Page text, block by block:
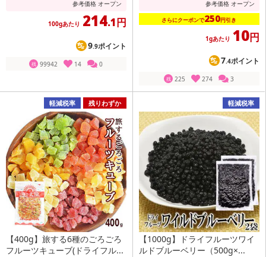
参考価格 オープン
100gあたり 214.1円
9.9ポイント
残 99942 14 0
参考価格 オープン
さらにクーポンで250円引き
1gあたり 10円
7.4ポイント
残 225 274 3
軽減税率 残りわずか
【400g】旅する6種のごろごろ
フルーツキューブ(ドライフル...
軽減税率
【1000g】ドライフルーツワイ
ルドブルーベリー（500g×...